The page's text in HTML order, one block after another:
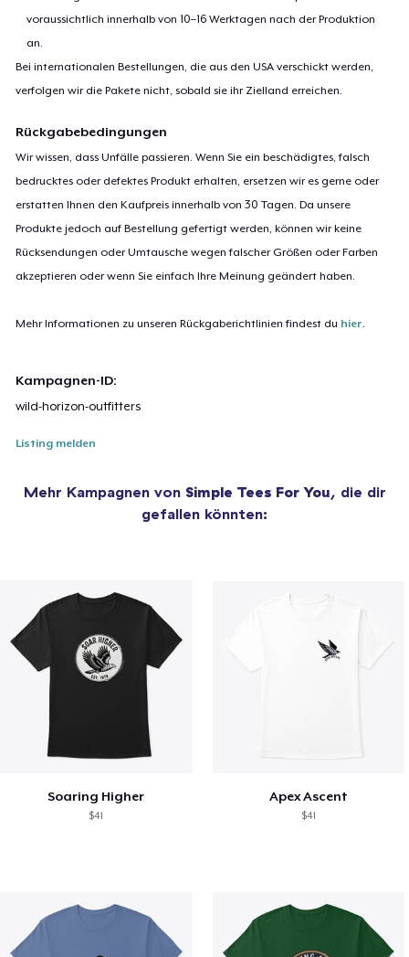
voraussichtlich innerhalb von 10–16 Werktagen nach der Produktion
an.
Bei internationalen Bestellungen, die aus den USA verschickt werden,
verfolgen wir die Pakete nicht, sobald sie ihr Zielland erreichen.
Rückgabebedingungen
Wir wissen, dass Unfälle passieren. Wenn Sie ein beschädigtes, falsch
bedrucktes oder defektes Produkt erhalten, ersetzen wir es gerne oder
erstatten Ihnen den Kaufpreis innerhalb von 30 Tagen. Da unsere
Produkte jedoch auf Bestellung gefertigt werden, können wir keine
Rücksendungen oder Umtausche wegen falscher Größen oder Farben
akzeptieren oder wenn Sie einfach Ihre Meinung geändert haben.
Mehr Informationen zu unseren Rückgaberichtlinien findest du hier
Kampagnen-ID:
wild-horizon-outfitters
Listing melden
Mehr Kampagnen von Simple Tees For You, die dir
gefallen könnten:
Soaring Higher
$41
Apex Ascent
$41